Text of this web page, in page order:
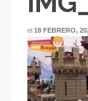
el 18 FEBRERO,